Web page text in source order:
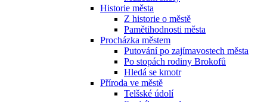
Historie města
Z historie o městě
Pamětihodnosti města
Procházka městem
Putování po zajímavostech města
Po stopách rodiny Brokofů
Hledá se kmotr
Příroda ve městě
Telšské údolí